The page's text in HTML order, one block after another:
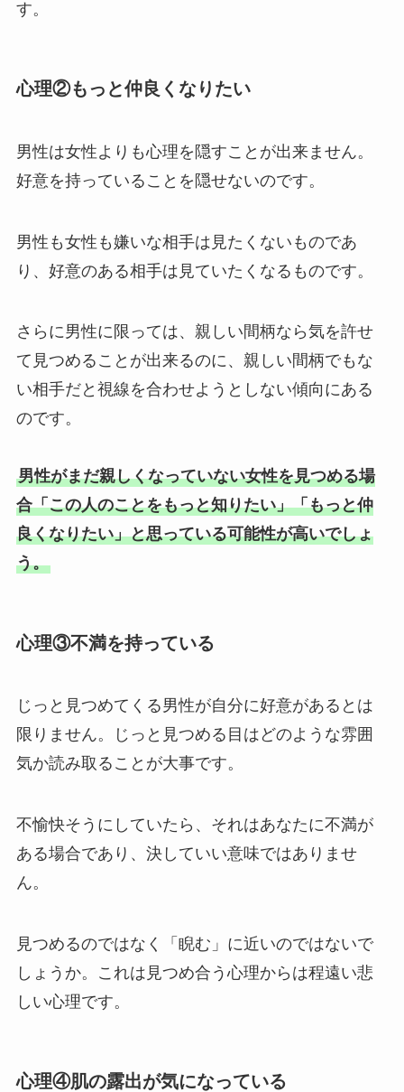
す。
心理②もっと仲良くなりたい
男性は女性よりも心理を隠すことが出来ません。
好意を持っていることを隠せないのです。
男性も女性も嫌いな相手は見たくないものであ
り、好意のある相手は見ていたくなるものです。
さらに男性に限っては、親しい間柄なら気を許せ
て見つめることが出来るのに、親しい間柄でもな
い相手だと視線を合わせようとしない傾向にある
のです。
男性がまだ親しくなっていない女性を見つめる場
合「この人のことをもっと知りたい」「もっと仲
良くなりたい」と思っている可能性が高いでしょ
う。
心理③不満を持っている
じっと見つめてくる男性が自分に好意があるとは
限りません。じっと見つめる目はどのような雰囲
気か読み取ることが大事です。
不愉快そうにしていたら、それはあなたに不満が
ある場合であり、決していい意味ではありませ
ん。
見つめるのではなく「睨む」に近いのではないで
しょうか。これは見つめ合う心理からは程遠い悲
しい心理です。
心理④肌の露出が気になっている